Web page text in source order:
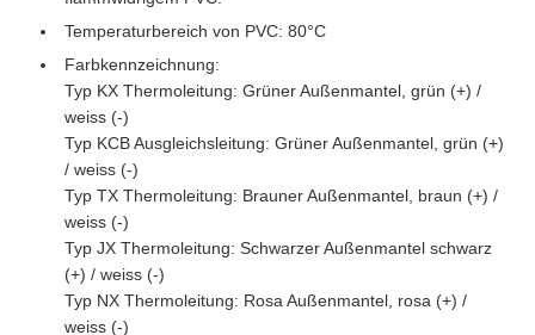
Temperaturbereich von PVC: 80°C
Farbkennzeichnung:
Typ KX Thermoleitung: Grüner Außenmantel, grün (+) /
weiss (-)
Typ KCB Ausgleichsleitung: Grüner Außenmantel, grün (+)
/ weiss (-)
Typ TX Thermoleitung: Brauner Außenmantel, braun (+) /
weiss (-)
Typ JX Thermoleitung: Schwarzer Außenmantel schwarz
(+) / weiss (-)
Typ NX Thermoleitung: Rosa Außenmantel, rosa (+) /
weiss (-)